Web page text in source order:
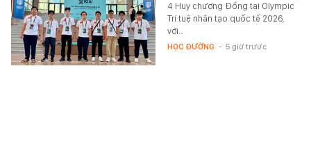
4 Huy chương Đồng tại Olympic
Trí tuệ nhân tạo quốc tế 2026,
với…
HỌC ĐƯỜNG - 5 giờ trước